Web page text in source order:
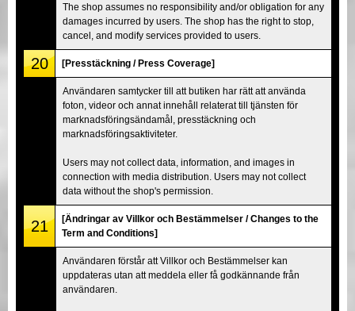
The shop assumes no responsibility and/or obligation for any
damages incurred by users. The shop has the right to stop,
cancel, and modify services provided to users.
20 [Presstäckning / Press Coverage]
Användaren samtycker till att butiken har rätt att använda
foton, videor och annat innehåll relaterat till tjänsten för
marknadsföringsändamål, presstäckning och
marknadsföringsaktiviteter.
Users may not collect data, information, and images in
connection with media distribution. Users may not collect
data without the shop's permission.
21
[Ändringar av Villkor och Bestämmelser / Changes to the
Term and Conditions]
Användaren förstår att Villkor och Bestämmelser kan
uppdateras utan att meddela eller få godkännande från
användaren.